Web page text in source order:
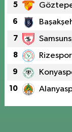
5
6
7
8 Rizespor
9
10